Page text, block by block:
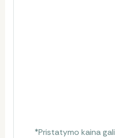
*Pristatymo kaina